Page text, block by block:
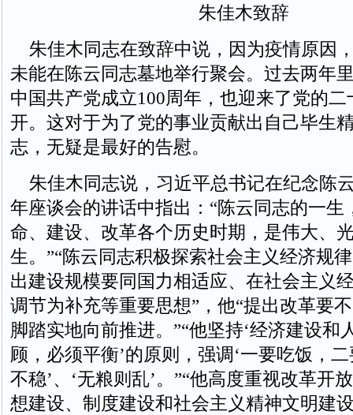
朱佳木致辞
朱佳木同志在致辞中说，因为疫情原因
未能在陈云同志墓地举行聚会。过去两年
中国共产党成立100周年，也迎来了党的二
开。这对于为了党的事业贡献出自己毕生
志，无疑是最好的告慰。
朱佳木同志说，习近平总书记在纪念陈
年座谈会的讲话中指出：“陈云同志的一生
命、建设、改革各个历史时期，是伟大、
生。”“陈云同志积极探索社会主义经济规
出建设规模要同国力相适应、在社会主义
调节为补充等重要思想”，他“提出改革要
脚踏实地向前推进。”“他坚持‘经济建设和
顾，必须平衡’的原则，强调‘一要吃饭，二
不稳’、‘无粮则乱’。”“他高度重视改革开
想建设、制度建设和社会主义精神文明建